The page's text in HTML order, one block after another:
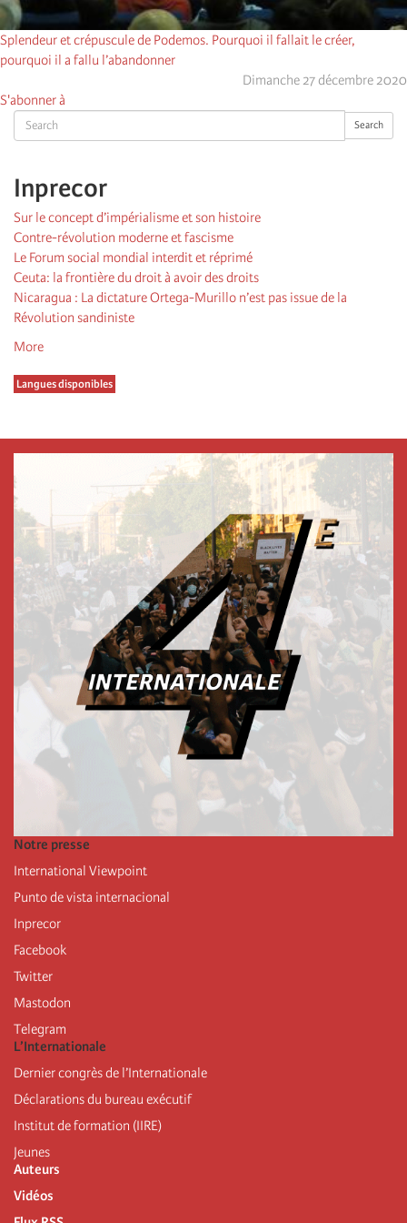
Search Search
Inprecor
Sur le concept d’impérialisme et son histoire
Contre-révolution moderne et fascisme
Le Forum social mondial interdit et réprimé
Ceuta: la frontière du droit à avoir des droits
Nicaragua : La dictature Ortega-Murillo n’est pas issue de la
Révolution sandiniste
More
Langues disponibles
Splendeur et crépuscule de Podemos. Pourquoi il fallait le créer,
pourquoi il a fallu l’abandonner
Dimanche 27 décembre 2020
S'abonner à
Notre presse
International Viewpoint
Punto de vista internacional
Inprecor
Facebook
Twitter
Mastodon
Telegram
L’Internationale
Dernier congrès de l’Internationale
Déclarations du bureau exécutif
Institut de formation (IIRE)
Jeunes
Auteurs
Vidéos